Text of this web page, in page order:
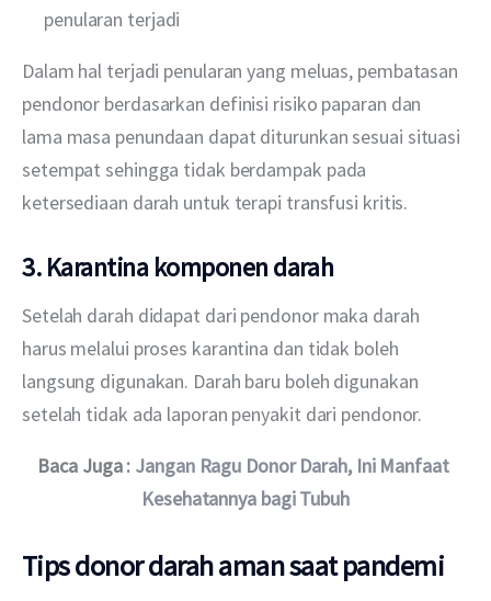
penularan terjadi
Dalam hal terjadi penularan yang meluas, pembatasan
pendonor berdasarkan definisi risiko paparan dan
lama masa penundaan dapat diturunkan sesuai situasi
setempat sehingga tidak berdampak pada
ketersediaan darah untuk terapi transfusi kritis.
3. Karantina komponen darah
Setelah darah didapat dari pendonor maka darah
harus melalui proses karantina dan tidak boleh
langsung digunakan. Darah baru boleh digunakan
setelah tidak ada laporan penyakit dari pendonor.
Baca Juga : Jangan Ragu Donor Darah, Ini Manfaat
Kesehatannya bagi Tubuh
Tips donor darah aman saat pandemi